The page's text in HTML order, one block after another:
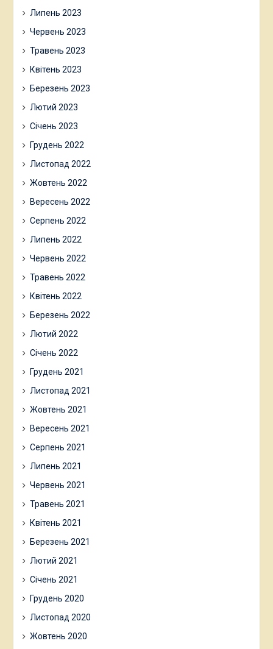
Липень 2023
Червень 2023
Травень 2023
Квітень 2023
Березень 2023
Лютий 2023
Січень 2023
Грудень 2022
Листопад 2022
Жовтень 2022
Вересень 2022
Серпень 2022
Липень 2022
Червень 2022
Травень 2022
Квітень 2022
Березень 2022
Лютий 2022
Січень 2022
Грудень 2021
Листопад 2021
Жовтень 2021
Вересень 2021
Серпень 2021
Липень 2021
Червень 2021
Травень 2021
Квітень 2021
Березень 2021
Лютий 2021
Січень 2021
Грудень 2020
Листопад 2020
Жовтень 2020